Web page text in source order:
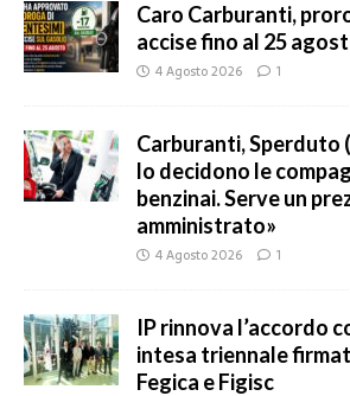
Caro Carburanti,
accise fino al 25
4 Agosto 2026 1
Carburanti, Sperduto
lo decidono le
benzinai. Serve un
amministrato»
4 Agosto 2026 1
IP rinnova l’accordo
intesa triennale
Fegica e Figisc